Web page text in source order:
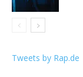
Tweets by Rap.de